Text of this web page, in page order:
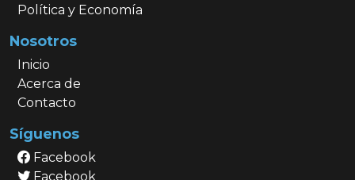
Política y Economía
Nosotros
Inicio
Acerca de
Contacto
Síguenos
Facebook
Facebook